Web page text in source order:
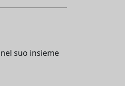
suo insieme